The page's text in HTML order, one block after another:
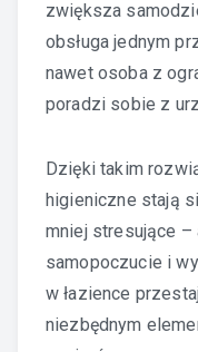
zwiększa
obsługa jednym
nawet osoba z
poradzi sobie z
Dzięki takim
higieniczne stają
mniej stresujące –
samopoczucie i
w łazience
niezbędnym